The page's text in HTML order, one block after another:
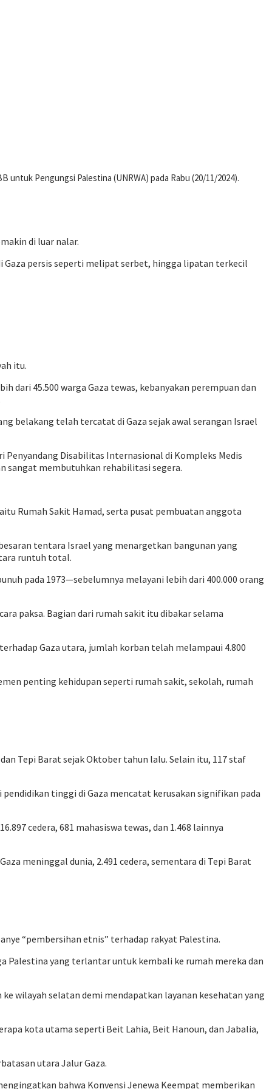
Pengungsi Palestina (UNRWA) pada Rabu (20/11/2024).
di luar nalar.
Gaza persis seperti melipat serbet, hingga lipatan terkecil
itu.
dari 45.500 warga Gaza tewas, kebanyakan perempuan dan
belakang telah tercatat di Gaza sejak awal serangan Israel
Disabilitas Internasional di Kompleks Medis
sangat membutuhkan rehabilitasi segera.
Rumah Sakit Hamad, serta pusat pembuatan anggota
tentara Israel yang menargetkan bangunan yang
runtuh total.
pada 1973—sebelumnya melayani lebih dari 400.000 orang
paksa. Bagian dari rumah sakit itu dibakar selama
Gaza utara, jumlah korban telah melampaui 4.800
penting kehidupan seperti rumah sakit, sekolah, rumah
Tepi Barat sejak Oktober tahun lalu. Selain itu, 117 staf
tinggi di Gaza mencatat kerusakan signifikan pada
cedera, 681 mahasiswa tewas, dan 1.468 lainnya
meninggal dunia, 2.491 cedera, sementara di Tepi Barat
“pembersihan etnis” terhadap rakyat Palestina.
Palestina yang terlantar untuk kembali ke rumah mereka dan
wilayah selatan demi mendapatkan layanan kesehatan yang
kota utama seperti Beit Lahia, Beit Hanoun, dan Jabalia,
utara Jalur Gaza.
bahwa Konvensi Jenewa Keempat memberikan